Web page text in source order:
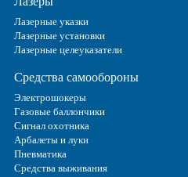
Лазерные указки
Лазерные установки
Лазерные целеуказатели
Средства самообороны
Электрошокеры
Газовые баллончики
Сигнал охотника
Арбалеты и луки
Пневматика
Средства выживания